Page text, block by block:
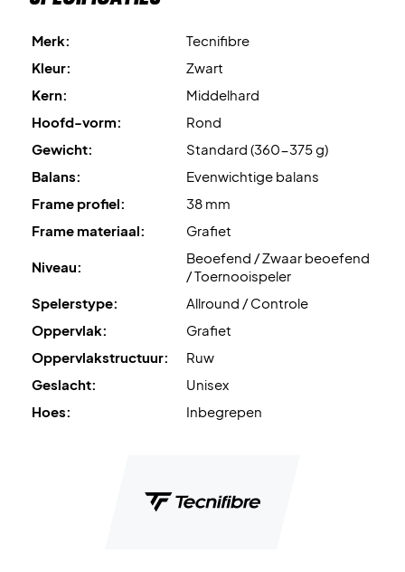
Tecnifibre Wall Master 365 - Lichtgewicht racket voor
een superscherpe prijs!
racket met de beste technologieën van Tecnifibre - Koop
hem eerder dan je tegenstander!
Merk:
Tecnifibre
Kleur:
Zwart
Kern:
Middelhard
Hoofd-vorm:
Rond
Gewicht:
Standard (360-375 g)
Balans:
Evenwichtige balans
Frame profiel:
38 mm
Frame materiaal:
Grafiet
Niveau:
Beoefend / Zwaar beoefend
/ Toernooispeler
Spelerstype:
Allround / Controle
Oppervlak:
Grafiet
Oppervlakstructuur:
Ruw
Geslacht:
Unisex
Hoes:
Inbegrepen